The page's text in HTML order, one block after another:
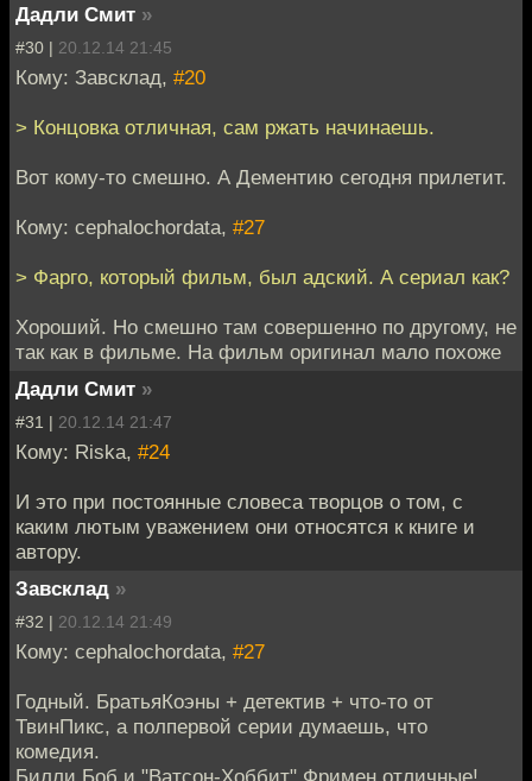
Дадли Смит »
#30 | 20.12.14 21:45
Кому: Завсклад, #20
> Концовка отличная, сам ржать начинаешь.
Вот кому-то смешно. А Дементию сегодня прилетит.
Кому: cephalochordata, #27
> Фарго, который фильм, был адский. А сериал как?
Хороший. Но смешно там совершенно по другому, не
так как в фильме. На фильм оригинал мало похоже
Дадли Смит »
#31 | 20.12.14 21:47
Кому: Riska, #24
И это при постоянные словеса творцов о том, с
каким лютым уважением они относятся к книге и
автору.
Завсклад »
#32 | 20.12.14 21:49
Кому: cephalochordata, #27
Годный. БратьяКоэны + детектив + что-то от
ТвинПикс, а полпервой серии думаешь, что
комедия.